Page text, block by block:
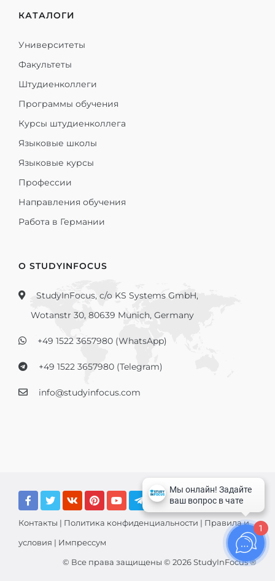
КАТАЛОГИ
Университеты
Факультеты
Штудиенколлеги
Программы обучения
Курсы штудиенколлега
Языковые школы
Языковые курсы
Профессии
Направления обучения
Работа в Германии
О STUDYINFOCUS
StudyInFocus, c/o KS Systems GmbH,
Wotanstr 30, 80639 Munich, Germany
+49 1522 3657980 (WhatsApp)
+49 1522 3657980 (Telegram)
info@studyinfocus.com
Контакты | Политика конфиденциальности | Правила и
условия | Импрессум
© Все права защищены © 2026 StudyInFocus ®
1